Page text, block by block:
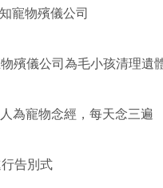
寵物殯儀公司
殯儀公司為毛小孩清理遺
為寵物念經，每天念三遍
告別式